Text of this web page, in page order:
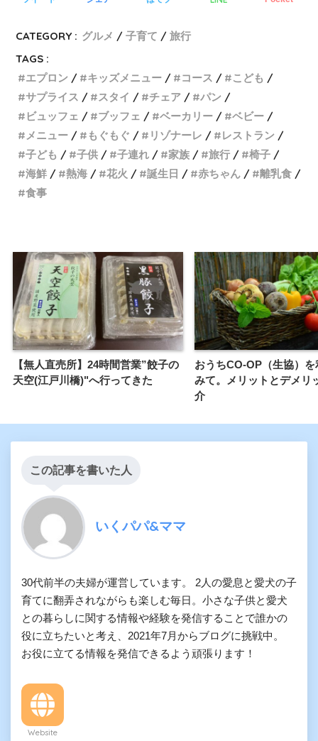
CATEGORY : グルメ 子育て
旅行
TAGS :
エプロン
キッズメニュー コース
こども
サプライス
スタイ チェア
パン
ビュッフェ
ブッフェ ベーカリー
ベビー
メニュー
もぐもぐ リゾナーレ
レストラン
子ども
子供 子連れ 家族 旅行
椅子
海鮮
熱海 花火 誕生日 赤ちゃん
離乳食
食事
【無人直売所】24時間営業”餃子の
天空(江戸川橋)"へ行ってきた
おうちCO-OP（生協）を
みて。メリットとデメリ
介
この記事を書いた人
いくパパ&ママ
30代前半の夫婦が運営しています。 2人の愛息と愛犬の子
育てに翻弄されながらも楽しむ毎日。小さな子供と愛犬
との暮らしに関する情報や経験を発信することで誰かの
役に立ちたいと考え、2021年7月からブログに挑戦中。
お役に立てる情報を発信できるよう頑張ります！
Website